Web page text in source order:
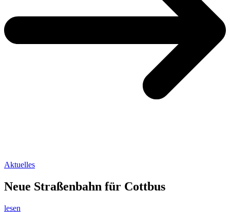
Aktuelles
Neue Straßenbahn für Cottbus
lesen